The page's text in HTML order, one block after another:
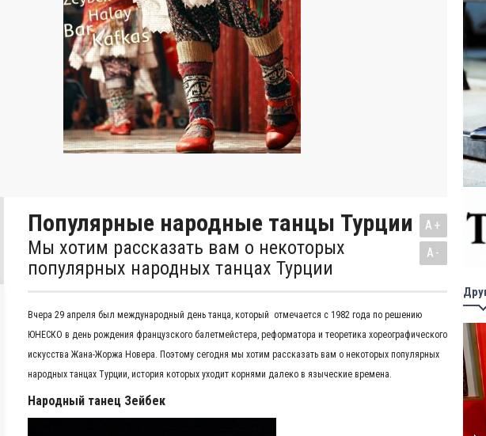
Популярные народные танцы Турции
Мы хотим рассказать вам о некоторых
популярных народных танцах Турции
A+
A-
Вчера 29 апреля был международный день танца, который отмечается с 1982 года по решению
ЮНЕСКО в день рождения французского балетмейстера, реформатора и теоретика хореографического
искусства Жана-Жоржа Новера. Поэтому сегодня мы хотим рассказать вам о некоторых популярных
народных танцах Турции, история которых уходит корнями далеко в языческие времена.
Народный танец Зейбек